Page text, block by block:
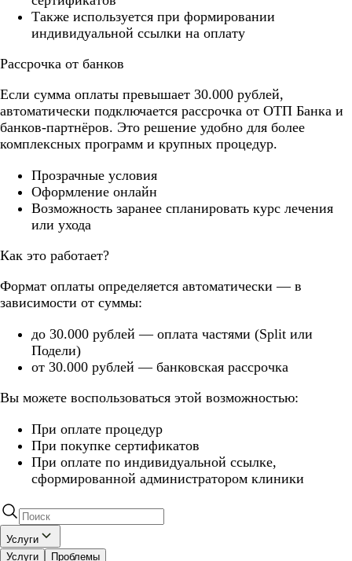
Также используется при формировании
индивидуальной ссылки на оплату
Рассрочка от банков
Если сумма оплаты превышает 30.000 рублей,
автоматически подключается рассрочка от ОТП Банка и
банков-партнёров. Это решение удобно для более
комплексных программ и крупных процедур.
Прозрачные условия
Оформление онлайн
Возможность заранее спланировать курс лечения
или ухода
Как это работает?
Формат оплаты определяется автоматически — в
зависимости от суммы:
до 30.000 рублей — оплата частями (Split или
Подели)
от 30.000 рублей — банковская рассрочка
Вы можете воспользоваться этой возможностью:
При оплате процедур
При покупке сертификатов
При оплате по индивидуальной ссылке,
сформированной администратором клиники
Услуги
Услуги
Проблемы